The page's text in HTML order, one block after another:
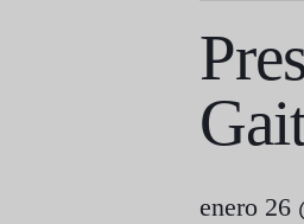
enero 26